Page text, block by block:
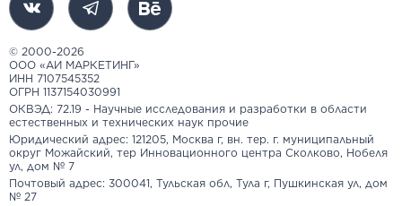
© 2000-2026
ООО «АИ МАРКЕТИНГ»
ИНН 7107545352
ОГРН 1137154030991
ОКВЭД: 72.19 - Научные исследования и разработки в области
естественных и технических наук прочие
Юридический адрес: 121205, Москва г, вн. тер. г. муниципальный
округ Можайский, тер Инновационного центра Сколково, Нобеля
ул, дом № 7
Почтовый адрес: 300041, Тульская обл, Тула г, Пушкинская ул, дом
№ 27